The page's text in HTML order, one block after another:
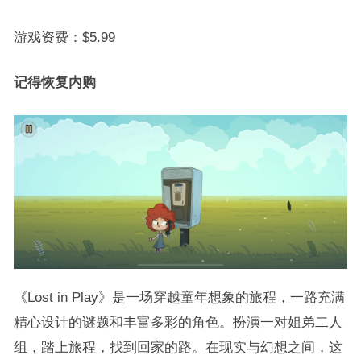
游戏资费：$5.99
记得恢复内购
《Lost in Play》是一场穿越童年想象的旅程，一路充满
精心设计的谜题和丰富多彩的角色。扮演一对姐弟二人
组，踏上旅程，找到回家的路。在现实与幻想之间，这